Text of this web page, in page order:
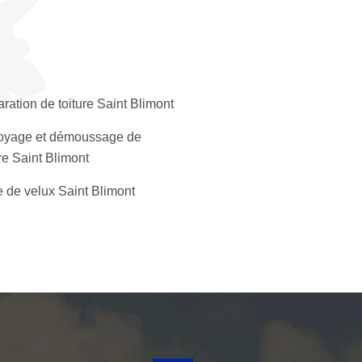
de toiture Saint Blimont
et démoussage de
Saint Blimont
de velux Saint Blimont